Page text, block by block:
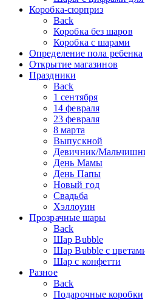
Коробка-сюрприз
Back
Коробка без шаров
Коробка с шарами
Определение пола ребенка
Открытие магазинов
Праздники
Back
1 сентября
14 февраля
23 февраля
8 марта
Выпускной
Девичник/
День Мамы
День Папы
Новый год
Свадьба
Хэллоуин
Прозрачные шары
Back
Шар Bubble
Шар Bubble с
Шар с конфетти
Разное
Back
Подарочные коробки